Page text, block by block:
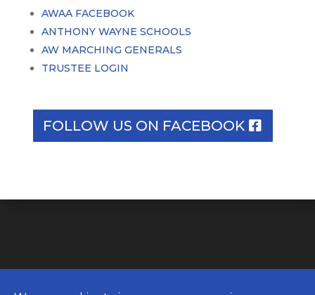
AWAA FACEBOOK
ANTHONY WAYNE SCHOOLS
AW MARCHING GENERALS
TRUSTEE LOGIN
FOLLOW US ON FACEBOOK